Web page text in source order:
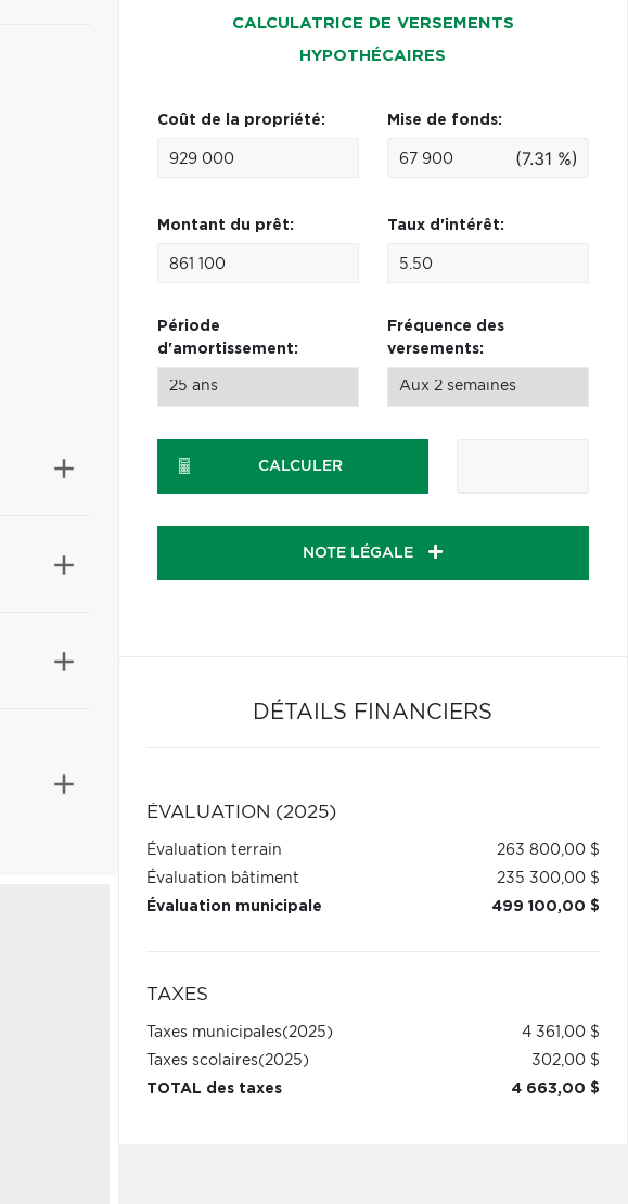
CALCULATRICE DE VERSEMENTS
HYPOTHÉCAIRES
Coût de la propriété: Mise de fonds:
(7.31 %)
Montant du prêt: Taux d'intérêt:
Période
d'amortissement:
Fréquence des
versements:
CALCULER
NOTE LÉGALE
DÉTAILS FINANCIERS
ÉVALUATION (2025)
Évaluation terrain
263 800,00 $
Évaluation bâtiment
235 300,00 $
Évaluation municipale
499 100,00 $
TAXES
Taxes municipales(2025)
4 361,00 $
Taxes scolaires(2025)
302,00 $
TOTAL des taxes
4 663,00 $